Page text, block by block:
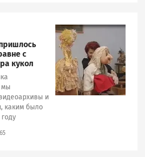
с
кукол
мы
и
каким было
Image